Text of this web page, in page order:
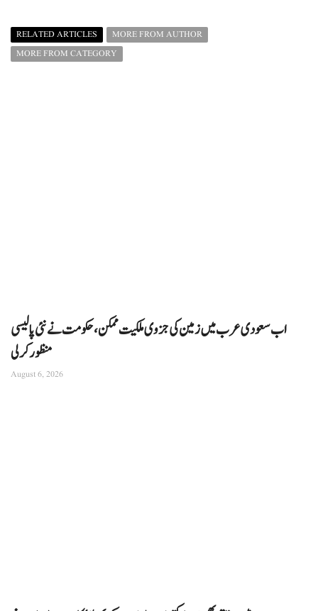
RELATED ARTICLES
MORE FROM AUTHOR
MORE FROM CATEGORY
اب سعودی عرب میں زمین کی جزوی ملکیت ممکن، حکومت نے نئی پالیسی
منظور کرلی
August 6, 2026